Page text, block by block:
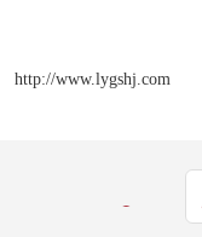
http://www.lygshj.com